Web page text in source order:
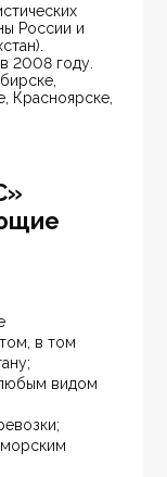
России и
2008 году.
Красноярске,
в том
видом